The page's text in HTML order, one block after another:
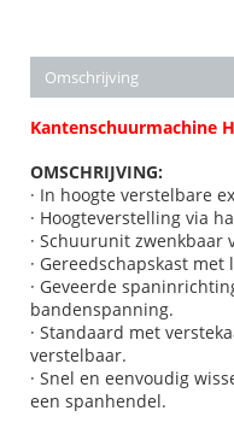
Omschrijving
Kantenschuurmachine
OMSCHRIJVING:
· In hoogte verstelbare
· Hoogteverstelling via
· Schuurunit zwenkbaar
· Gereedschapskast
· Geveerde
bandenspanning.
· Standaard met
verstelbaar.
· Snel en eenvoudig
een spanhendel.